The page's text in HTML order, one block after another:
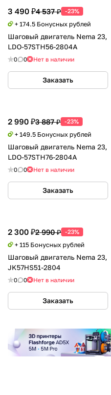
3 490 ₽4 537 ₽ -23%
+ 174.5 Бонусных рублей
Шаговый двигатель Nema 23,
LDO-57STH56-2804A
0 0 Нет в наличии
Заказать
2 300 ₽2 990 ₽ -23%
+ 115 Бонусных рублей
Шаговый двигатель Nema 23,
JK57HS51-2804
0 0 Нет в наличии
Заказать
2 990 ₽3 887 ₽ -23%
+ 149.5 Бонусных рублей
Шаговый двигатель Nema 23,
LDO-57STH76-2804A
0 0 Нет в наличии
Заказать